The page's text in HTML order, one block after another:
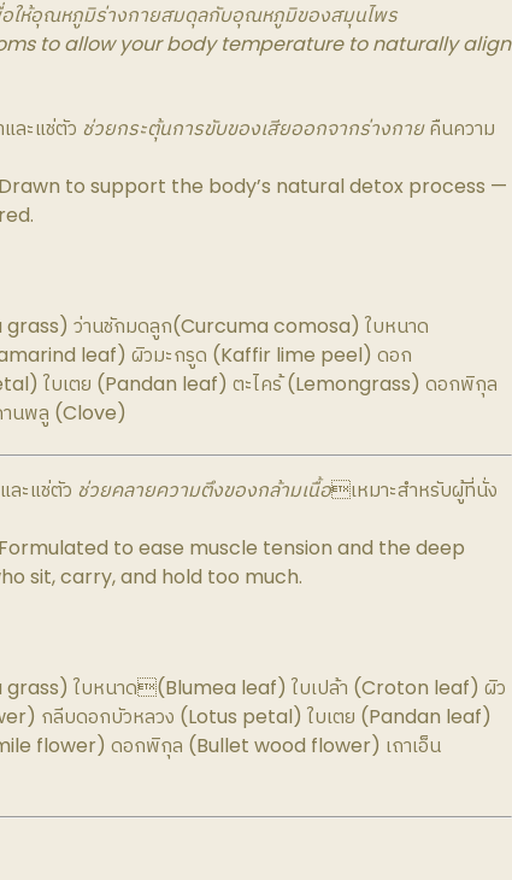
ให้อุณหภูมิร่างกายสมดุลกับอุณหภูมิของสมุนไพร
to allow your body temperature to naturally align
ละแช่ตัว ช่วยกระตุ้นการขับของเสียออกจากร่างกายคืนความ
to support the body’s natural detox process —
ว่านชักมดลูก(Curcuma comosa) ใบหนาด
leaf) ผิวมะกรูด (Kaffir lime peel) ดอก
ใบเตย (Pandan leaf) ตะไคร้ (Lemongrass) ดอกพิกุล
นพลู (Clove)
ละแช่ตัว ช่วยคลายความตึงของกล้ามเนื้อเหมาะสำหรับผู้ที่นั่ง
to ease muscle tension and the deep
sit, carry, and hold too much.
ใบหนาด(Blumea leaf) ใบเปล้า (Croton leaf) ผิว
กลีบดอกบัวหลวง (Lotus petal) ใบเตย (Pandan leaf)
flower) ดอกพิกุล (Bullet wood flower) เถาเอ็น